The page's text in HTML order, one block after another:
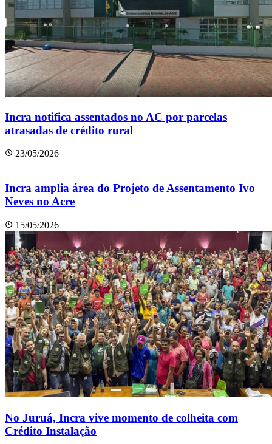
Incra notifica assentados no AC por parcelas
atrasadas de crédito rural
23/05/2026
Incra amplia área do Projeto de Assentamento Ivo
Neves no Acre
15/05/2026
No Juruá, Incra vive momento de colheita com
Crédito Instalação